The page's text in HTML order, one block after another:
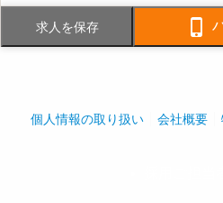
事業内容
＊ビルメ
合管理 特
求人を保存 
個人情報の取り扱い 会社概要